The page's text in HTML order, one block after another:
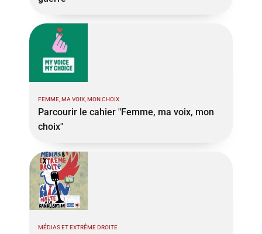
FEMME, MA VOIX, MON CHOIX
Parcourir le cahier "Femme, ma voix, mon
choix"
MÉDIAS ET EXTRÊME DROITE